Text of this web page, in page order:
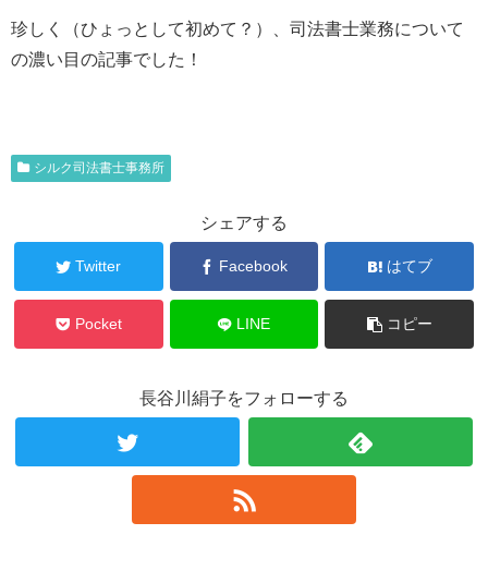
珍しく（ひょっとして初めて？）、司法書士業務について
の濃い目の記事でした！
シルク司法書士事務所
シェアする
Twitter Facebook はてブ
Pocket LINE コピー
長谷川絹子をフォローする